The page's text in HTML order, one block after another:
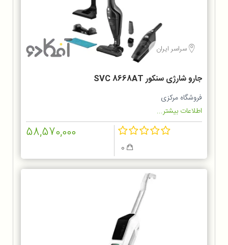
سراسر ایران
جارو شارژی سنکور SVC 8668AT
فروشگاه مرکزی
اطلاعات بیشتر...
58,570,000